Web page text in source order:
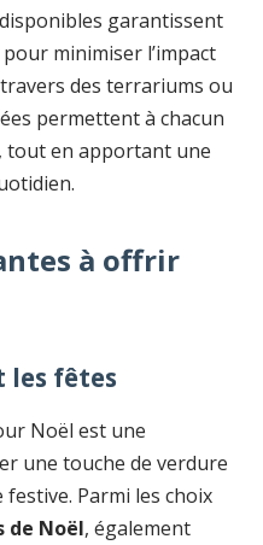
garantissent
minimiser l’impact
des terrariums ou
permettent à chacun
tout en apportant une
à offrir
les fêtes
Noël est une
une touche de verdure
Parmi les choix
de Noël, également